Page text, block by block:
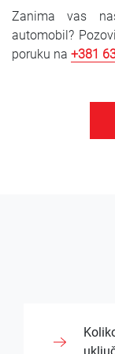
Zanima vas
automobil?
poruku na +381